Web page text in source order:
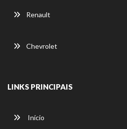
Renault
Chevrolet
LINKS PRINCIPAIS
Início